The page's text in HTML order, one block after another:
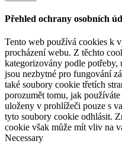
Přehled ochrany osobních
Tento web používá cookies k
procházení webu. Z těchto
kategorizovány podle potřeby,
jsou nezbytné pro fungování
také soubory cookie třetích
porozumět tomu, jak
uloženy v prohlížeči pouze s
tyto soubory cookie odhlásit.
cookie však může mít vliv na
Necessary